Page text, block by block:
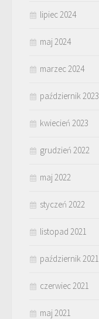
lipiec 2024
maj 2024
marzec 2024
październik 2023
kwiecień 2023
grudzień 2022
maj 2022
styczeń 2022
listopad 2021
październik 2021
czerwiec 2021
maj 2021